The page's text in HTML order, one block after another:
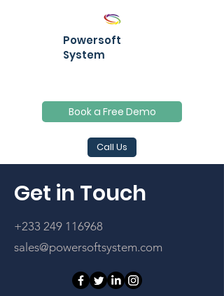
Powersoft
System
Book a Free Demo
Call Us
Get in Touch
+233 249 116968
sales@powersoftsystem.com